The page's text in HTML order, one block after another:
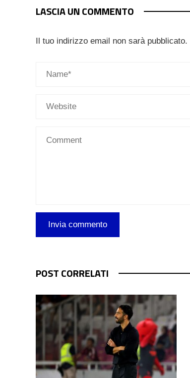
LASCIA UN COMMENTO
Il tuo indirizzo email non sarà pubblicato.
POST CORRELATI